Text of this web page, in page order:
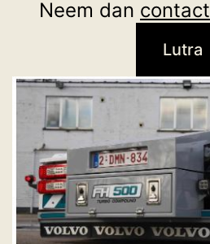
Neem dan contact
Lutra